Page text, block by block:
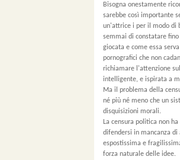
Bisogna onestamente
sarebbe così importante
un'attrice i per il modo di
semmai di constatare
giocata e come essa
pornografici che non
richiamare l'attenzione
intelligente, e ispirata a
Ma il problema della
né più né meno che un
disquisizioni morali.
La censura politica non
difendersi in mancanza
espostissima e
forza naturale delle idee.